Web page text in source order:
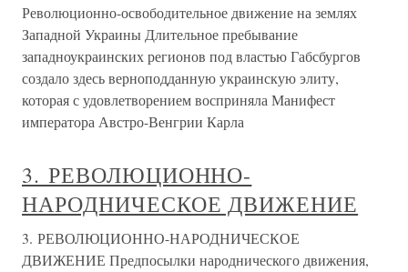
Революционно-освободительное движение на землях
Западной Украины Длительное пребывание
западноукраинских регионов под властью Габсбургов
создало здесь верноподданную украинскую элиту,
которая с удовлетворением восприняла Манифест
императора Австро-Венгрии Карла
3. РЕВОЛЮЦИОННО-
НАРОДНИЧЕСКОЕ ДВИЖЕНИЕ
3. РЕВОЛЮЦИОННО-НАРОДНИЧЕСКОЕ
ДВИЖЕНИЕ Предпосылки народнического движения,